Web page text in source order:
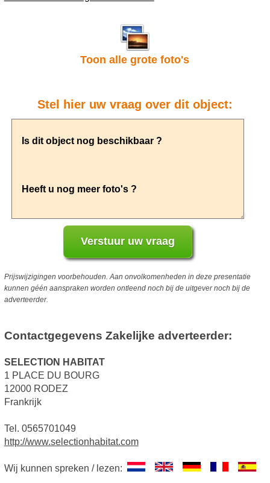
Toon alle grote foto's
Stel hier uw vraag over dit object:
Prijswijzigingen voorbehouden. Aan onvolkomenheden in deze presentatie
kunnen géén aanspraken worden ontleend noch bij de uitgever noch bij de
adverteerder.
Contactgegevens Zakelijke adverteerder:
SELECTION HABITAT
1 PLACE DU BOURG
12000 RODEZ
Frankrijk
Tel. 0565701049
http://www.selectionhabitat.com
Wij kunnen spreken / lezen: